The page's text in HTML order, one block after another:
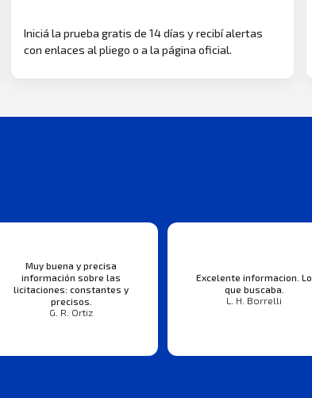
Iniciá la prueba gratis de 14 días y recibí alertas
con enlaces al pliego o a la página oficial.
Muy buena y precisa
información sobre las
licitaciones: constantes y
precisos.
G. R. Ortiz
Excelente informacion. Lo
que buscaba.
L. H. Borrelli